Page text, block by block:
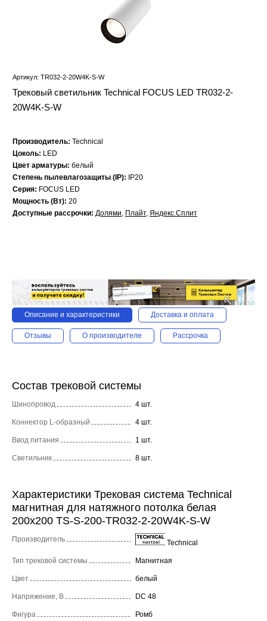
Артикул: TR032-2-20W4K-S-W
Трековый светильник Technical FOCUS LED TR032-2-
20W4K-S-W
Производитель: Technical
Цоколь: LED
Цвет арматуры: белый
Степень пылевлагозащиты (IP):
IP20
Серия: FOCUS LED
Мощность (Вт): 20
Доступные рассрочки: Долями, Плайт, Яндекс.Сплит
Описание и характеристики Доставка и оплата
Отзывы О производителе Рассрочка
Состав трековой системы
Шинопровод 4 шт.
Коннектор L-образный 4 шт.
Ввод питания 1 шт.
Светильник 8 шт.
Характеристики Трековая система Technical
магнитная для натяжного потолка белая
200x200 TS-S-200-TR032-2-20W4K-S-W
Производитель Technical
Тип трековой системы Магнитная
Цвет белый
Напряжение, В DC 48
Фигура Ромб